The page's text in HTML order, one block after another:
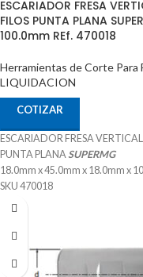
applications. Its innovative VTX
perfect for extended periods of
efficiency and productivity in
ESCARIADOR FRESA
FILOS PUNTA PLANA
100.0mm REf. 470018
Herramientas de Corte Para
LIQUIDACION
COTIZAR
ESCARIADOR FRESA
PUNTA PLANASUPERMG
18.0mm x 45.0mm x 18.0mm x
SKU 470018
38°
Especial para aplicaciones de
Procedencia CHINA
Suministrado por McT-